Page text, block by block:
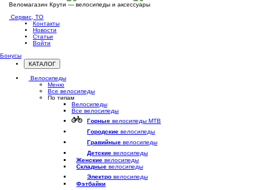
Веломагазин Крути — велосипеды и аксессуары
Сервис, ТО
Контакты
Новости
Статьи
Войти
Бонусы
КАТАЛОГ
Открыть
меню
Велосипеды
Меню
Все велосипеды
По типам
Велосипеды
Все велосипеды
Горные велосипеды MTB
Городские велосипеды
Гравийные велосипеды
Детские велосипеды
Женские велосипеды
Складные велосипеды
Электро велосипеды
Фэтбайки